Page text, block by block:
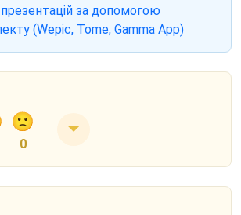
за допомогою
(Wepic, Tome, Gamma App)
0